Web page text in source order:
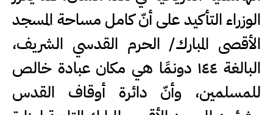
الوزراء التأكيد على أنّ كامل مساحة المسجد
الأقصى المبارك/ الحرم القدسي الشريف،
البالغة ١٤٤ دونمًا هي مكان عبادة خالص
للمسلمين، وأنّ دائرة أوقاف القدس